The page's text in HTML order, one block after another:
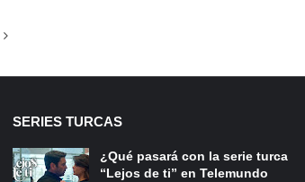
SERIES TURCAS
¿Qué pasará con la serie turca
“Lejos de ti” en Telemundo